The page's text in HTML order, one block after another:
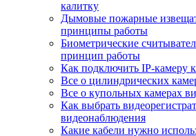
калитку
Дымовые пожарные
принципы работы
Биометрические
принцип работы
Как подключить IP-камеру
Все о цилиндрических
Все о купольных камерах
Как выбрать
видеонаблюдения
Какие кабели нужно